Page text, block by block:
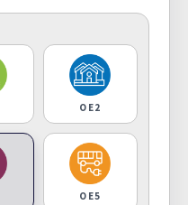
OE2
OE5